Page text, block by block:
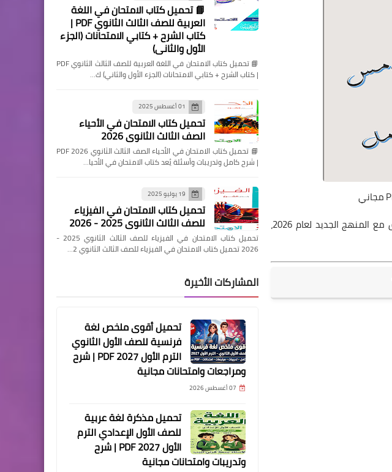
أداة أساسية لتنمية مهارات الطلاب العملية والتقنية، بما يتوافق مع المنهج الجديد لعام 2026،
📘 تحميل كتاب الامتحان في اللغة
العربية للصف الثالث الثانوي PDF |
كتاب الشرح + كتابي الامتحانات (الجزء
الأول والثاني)
📘 تحميل كتاب الامتحان في اللغة العربية للصف الثالث الثانوي PDF
| كتاب الشرح + كتابي الامتحانات (الجزء الأول والثاني) ك…
01 أغسطس 2025
تحميل كتاب الامتحان في الأحياء
الصف الثالث الثانوي 2026
📘 تحميل كتاب الامتحان في الأحياء الصف الثالث الثانوي 2026 PDF
| شرح كامل وتدريبات وأسئلة يُعد كتاب الامتحان في الأحيا…
19 يوليو 2025
تحميل كتاب الامتحان في الفيزياء
للصف الثالث الثانوي 2025 - 2026
تحميل كتاب الامتحان في الفيزياء للصف الثالث الثانوي 2025 -
2026 تحميل كتاب الامتحان في الفيزياء للصف الثالث الثانوي 2…
المشاركات الأخيرة
تحميل أقوى ملخص لغة
فرنسية للصف الأول الثانوي
الترم الأول 2027 PDF | شرح
ومراجعات وامتحانات مجانية
07 أغسطس 2026
تحميل مذكرة لغة عربية
للصف الأول الإعدادي الترم
الأول 2027 PDF | شرح
وتدريبات وامتحانات مجانية